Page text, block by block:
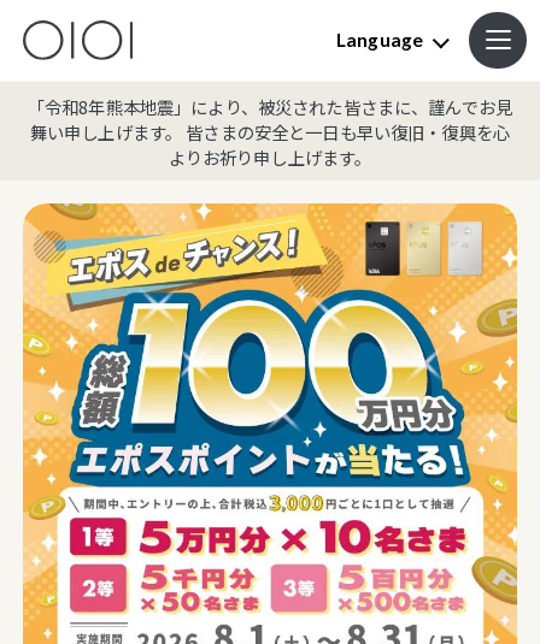
Language
「令和8年熊本地震」により、被災された皆さまに、謹んでお見
舞い申し上げます。 皆さまの安全と一日も早い復旧・復興を心
よりお祈り申し上げます。